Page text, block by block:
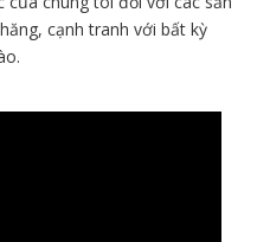
cạnh tranh với bất kỳ